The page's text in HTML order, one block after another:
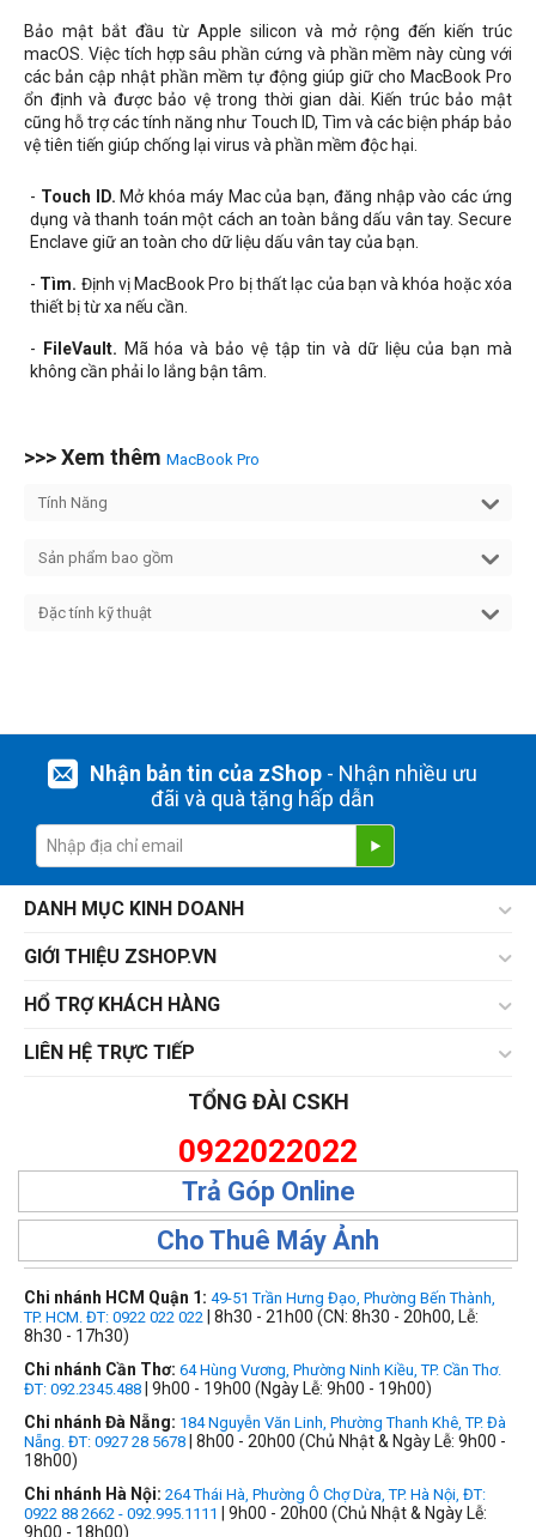
Bảo mật bắt đầu từ Apple silicon và mở rộng đến kiến trúc
macOS. Việc tích hợp sâu phần cứng và phần mềm này cùng với
các bản cập nhật phần mềm tự động giúp giữ cho MacBook Pro
ổn định và được bảo vệ trong thời gian dài. Kiến trúc bảo mật
cũng hỗ trợ các tính năng như Touch ID, Tìm và các biện pháp bảo
vệ tiên tiến giúp chống lại virus và phần mềm độc hại.
- Touch ID. Mở khóa máy Mac của bạn, đăng nhập vào các ứng
dụng và thanh toán một cách an toàn bằng dấu vân tay. Secure
Enclave giữ an toàn cho dữ liệu dấu vân tay của bạn.
- Tìm. Định vị MacBook Pro bị thất lạc của bạn và khóa hoặc xóa
thiết bị từ xa nếu cần.
- FileVault. Mã hóa và bảo vệ tập tin và dữ liệu của bạn mà
không cần phải lo lắng bận tâm.
>>> Xem thêm MacBook Pro
Tính Năng
Sản phẩm bao gồm
Đặc tính kỹ thuật
Nhận bản tin của zShop- Nhận nhiều ưu
đãi và quà tặng hấp dẫn
DANH MỤC KINH DOANH
GIỚI THIỆU ZSHOP.VN
HỔ TRỢ KHÁCH HÀNG
LIÊN HỆ TRỰC TIẾP
TỔNG ĐÀI CSKH
0922022022
Trả Góp Online
Cho Thuê Máy Ảnh
Chi nhánh HCM Quận 1: 49-51 Trần Hưng Đạo, Phường Bến Thành,
TP. HCM. ĐT: 0922 022 022 | 8h30 - 21h00 (CN: 8h30 - 20h00, Lễ:
8h30 - 17h30)
Chi nhánh Cần Thơ: 64 Hùng Vương, Phường Ninh Kiều, TP. Cần Thơ.
ĐT: 092.2345.488 | 9h00 - 19h00 (Ngày Lễ: 9h00 - 19h00)
Chi nhánh Đà Nẵng: 184 Nguyễn Văn Linh, Phường Thanh Khê, TP. Đà
Nẵng. ĐT: 0927 28 5678 | 8h00 - 20h00 (Chủ Nhật & Ngày Lễ: 9h00 -
18h00)
Chi nhánh Hà Nội: 264 Thái Hà, Phường Ô Chợ Dừa, TP. Hà Nội, ĐT:
0922 88 2662 - 092.995.1111
| 9h00 - 20h00 (Chủ Nhật & Ngày Lễ:
9h00 - 18h00)